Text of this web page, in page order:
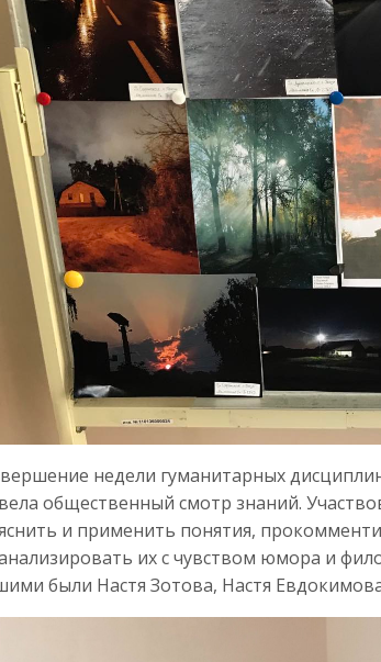
недели гуманитарных
общественный смотр знаний.
и применить понятия,
их с чувством юмора и
были Настя Зотова, Настя